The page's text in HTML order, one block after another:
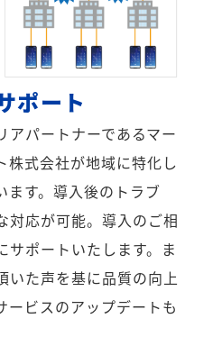
ポート
アパートナーであるマー
株式会社が地域に特化し
ます。導入後のトラブ
対応が可能。導入のご相
サポートいたします。ま
いた声を基に品質の向上
ービスのアップデートも